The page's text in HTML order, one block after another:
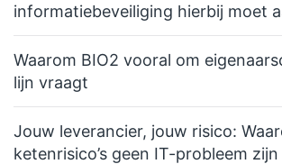
informatiebeveiliging hierbij moet
Waarom BIO2 vooral om
lijn vraagt
Jouw leverancier, jouw risico:
ketenrisico’s geen IT-probleem zijn